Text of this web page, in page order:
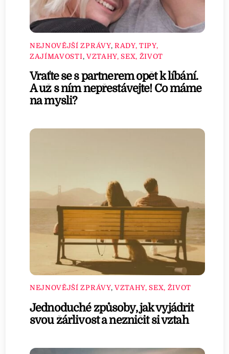
NEJNOVĚJŠÍ ZPRÁVY, RADY, TIPY,
ZAJÍMAVOSTI, VZTAHY, SEX, ŽIVOT
Vraťte se s partnerem opět k líbání.
A už s ním nepřestávejte! Co máme
na mysli?
NEJNOVĚJŠÍ ZPRÁVY, VZTAHY, SEX, ŽIVOT
Jednoduché způsoby, jak vyjádřit
svou žárlivost a nezničit si vztah